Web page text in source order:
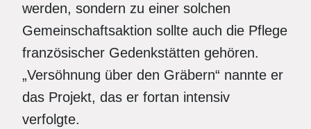
werden, sondern zu einer solchen
Gemeinschaftsaktion sollte auch die Pflege
französischer Gedenkstätten gehören.
„Versöhnung über den Gräbern“ nannte er
das Projekt, das er fortan intensiv
verfolgte.